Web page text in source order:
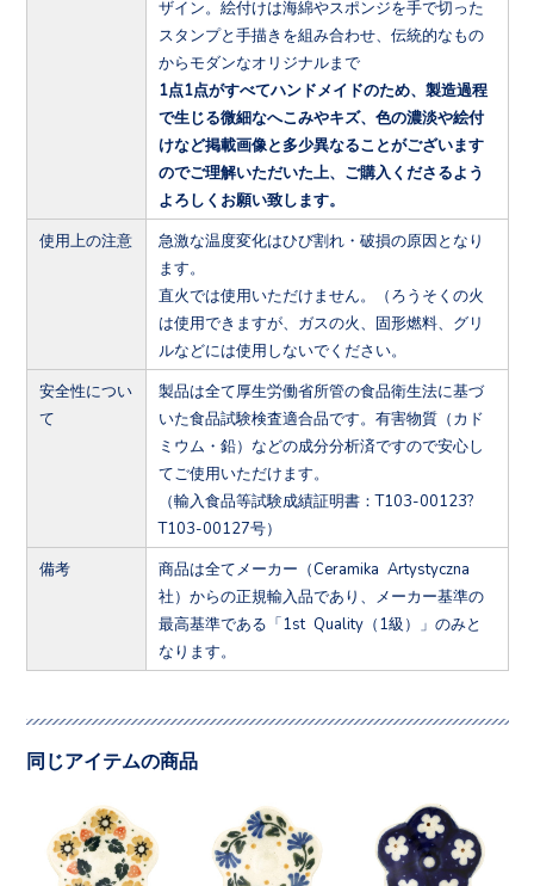
ザイン。絵付けは海綿やスポンジを手で切った
スタンプと手描きを組み合わせ、伝統的なもの
からモダンなオリジナルまで
1点1点がすべてハンドメイドのため、製造過程
で生じる微細なへこみやキズ、色の濃淡や絵付
けなど掲載画像と多少異なることがございます
のでご理解いただいた上、ご購入くださるよう
よろしくお願い致します。
使用上の注意
急激な温度変化はひび割れ・破損の原因となり
ます。
直火では使用いただけません。（ろうそくの火
は使用できますが、ガスの火、固形燃料、グリ
ルなどには使用しないでください。
安全性につい
て
製品は全て厚生労働省所管の食品衛生法に基づ
いた食品試験検査適合品です。有害物質（カド
ミウム・鉛）などの成分分析済ですので安心し
てご使用いただけます。
（輸入食品等試験成績証明書：T103-00123?
T103-00127号）
備考
商品は全てメーカー（Ceramika Artystyczna
社）からの正規輸入品であり、メーカー基準の
最高基準である「1st Quality（1級）」のみと
なります。
同じアイテムの商品